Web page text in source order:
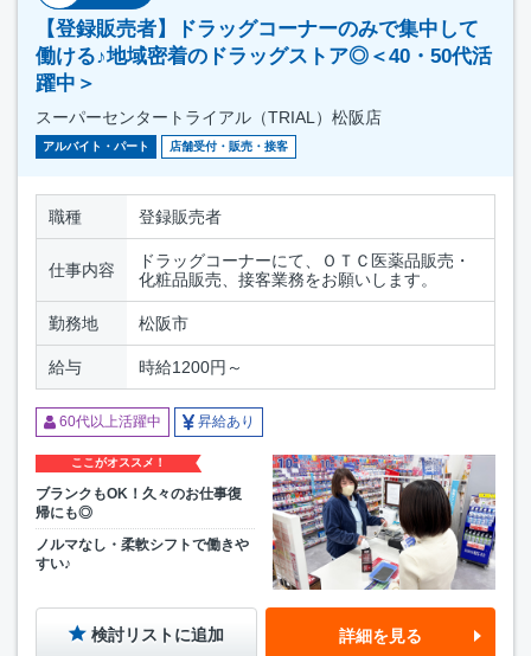
【登録販売者】ドラッグコーナーのみで集中して
働ける♪地域密着のドラッグストア◎＜40・50代活
躍中＞
スーパーセンタートライアル（TRIAL）松阪店
アルバイト・パート 店舗受付・販売・接客
職種 登録販売者
仕事内容
ドラッグコーナーにて、ＯＴＣ医薬品販売・
化粧品販売、接客業務をお願いします。
勤務地 松阪市
給与 時給1200円～
60代以上活躍中 昇給あり
ここがオススメ！
ブランクもOK！久々のお仕事復
帰にも◎
ノルマなし・柔軟シフトで働きや
すい♪
検討リストに追加 詳細を見る